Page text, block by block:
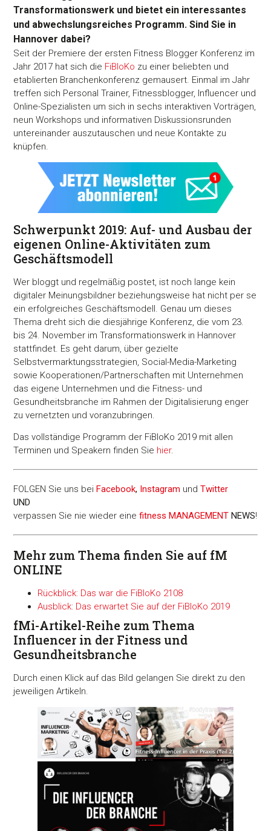
Transformationswerk und bietet ein interessantes
und abwechslungsreiches Programm. Sind Sie in
Hannover dabei?
Seit der Premiere der ersten Fitness Blogger Konferenz im
Jahr 2017 hat sich die FiBloKo zu einer beliebten und
etablierten Branchenkonferenz gemausert. Einmal im Jahr
treffen sich Personal Trainer, Fitnessblogger, Influencer und
Online-Spezialisten um sich in sechs interaktiven Vorträgen,
neun Workshops und informativen Diskussionsrunden
untereinander auszutauschen und neue Kontakte zu
knüpfen.
Schwerpunkt 2019: Auf- und Ausbau der
eigenen Online-Aktivitäten zum
Geschäftsmodell
Wer bloggt und regelmäßig postet, ist noch lange kein
digitaler Meinungsbildner beziehungsweise hat nicht per se
ein erfolgreiches Geschäftsmodell. Genau um dieses
Thema dreht sich die diesjährige Konferenz, die vom 23.
bis 24. November im Transformationswerk in Hannover
stattfindet. Es geht darum, über gezielte
Selbstvermarktungsstrategien, Social-Media-Marketing
sowie Kooperationen/Partnerschaften mit Unternehmen
das eigene Unternehmen und die Fitness- und
Gesundheitsbranche im Rahmen der Digitalisierung enger
zu vernetzten und voranzubringen.
Das vollständige Programm der FiBloKo 2019 mit allen
Terminen und Speakern finden Sie hier.
FOLGEN Sie uns bei Facebook, Instagram undTwitter
UND
verpassen Sie nie wieder einefitness MANAGEMENT NEWS!
Mehr zum Thema finden Sie auf fM
ONLINE
Rückblick: Das war die FiBloKo 2108
Ausblick: Das erwartet Sie auf der FiBloKo 2019
fMi-Artikel-Reihe zum Thema
Influencer in der Fitness und
Gesundheitsbranche
Durch einen Klick auf das Bild gelangen Sie direkt zu den
jeweiligen Artikeln.